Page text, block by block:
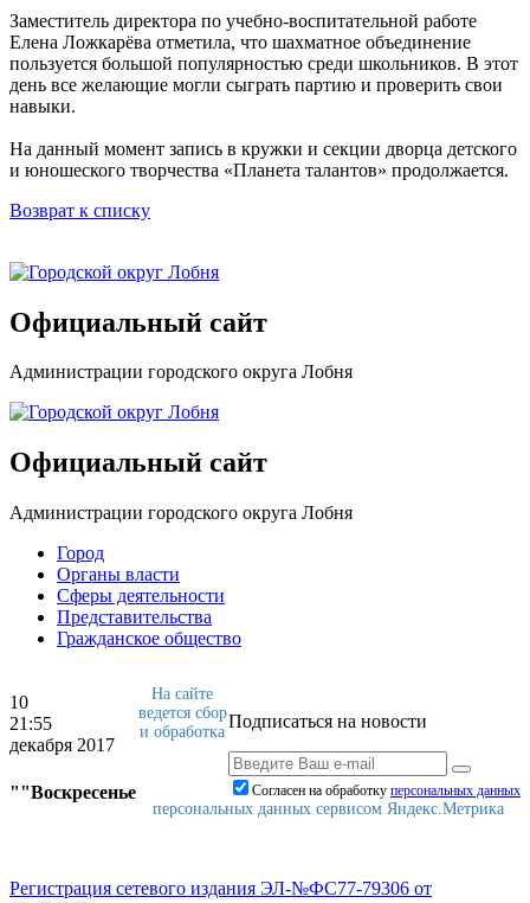
Заместитель директора по учебно-воспитательной работе
Елена Ложкарёва отметила, что шахматное объединение
пользуется большой популярностью среди школьников. В этот
день все желающие могли сыграть партию и проверить свои
навыки.
На данный момент запись в кружки и секции дворца детского
и юношеского творчества «Планета талантов» продолжается.
Возврат к списку
Официальный сайт
Администрации городского округа Лобня
Официальный сайт
Администрации городского округа Лобня
Город
Органы власти
Сферы деятельности
Представительства
Гражданское общество
10
21:55
декабря 2017
""Воскресенье
Подписаться на новости
Согласен на обработку персональныx данных
На сайте
ведется сбор
и обработка
персональных данных сервисом Яндекс.Метрика
Регистрация сетевого издания ЭЛ-№ФС77-79306 от